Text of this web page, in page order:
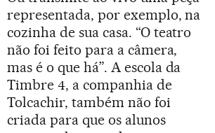
representada, por exemplo, na
cozinha de sua casa. “O teatro
não foi feito para a câmera,
mas é o que há”. A escola da
Timbre 4, a companhia de
Tolcachir, também não foi
criada para que os alunos